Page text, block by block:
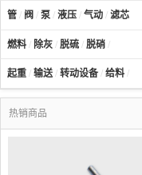
管 / 阀 / 泵 / 液压 / 气动 / 滤芯
燃料 / 除灰 / 脱硫 / 脱硝 /
起重 / 输送/ 转动设备 / 给料 /
热销商品